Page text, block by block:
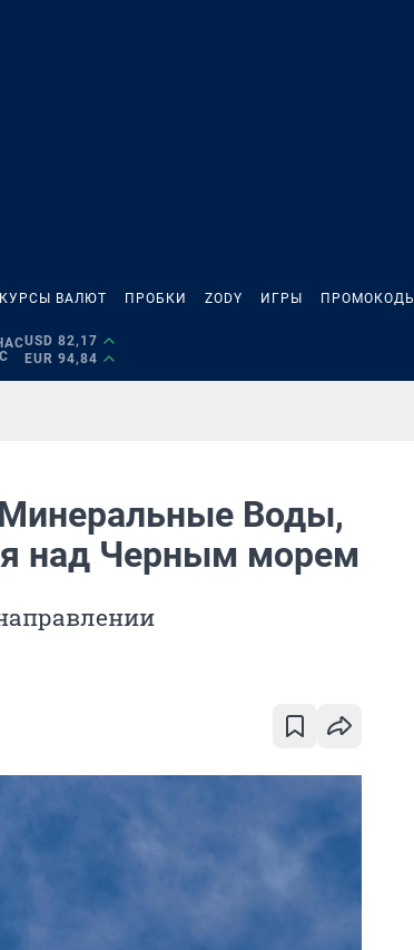
КУРСЫ ВАЛЮТ ПРОБКИ ZODY ИГРЫ ПРОМОКОДЫ
USD 82,17
EUR 94,84
Воды,
над Черным морем